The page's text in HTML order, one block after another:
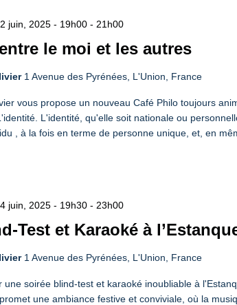
le moi et les autres
juin, 2025 - 19h00 - 21h00
1 Avenue des Pyrénées, L'Union, France
vous propose un nouveau Café Philo toujours
L'identité, qu'elle soit nationale ou
, à la fois en terme de personne unique, et, en
Test et Karaoké à
juin, 2025 - 19h30 - 23h00
1 Avenue des Pyrénées, L'Union, France
une soirée blind-test et karaoké inoubliable à
une ambiance festive et conviviale, où la